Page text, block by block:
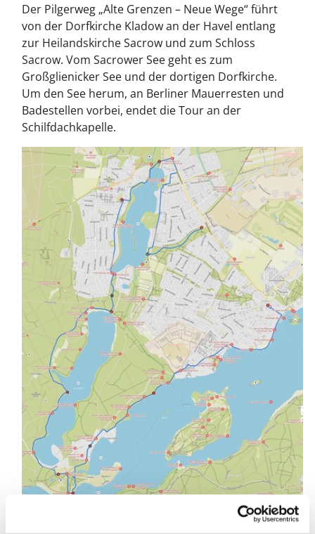
Der Pilgerweg „Alte Grenzen – Neue Wege“ führt
von der Dorfkirche Kladow an der Havel entlang
zur Heilandskirche Sacrow und zum Schloss
Sacrow. Vom Sacrower See geht es zum
Großglienicker See und der dortigen Dorfkirche.
Um den See herum, an Berliner Mauerresten und
Badestellen vorbei, endet die Tour an der
Schilfdachkapelle.